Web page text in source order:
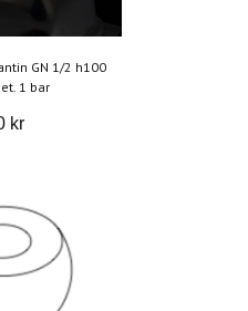
GN 1/2 h100
1 bar
kr